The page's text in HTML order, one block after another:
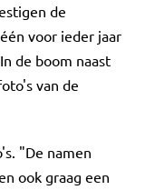
de
voor ieder jaar
de boom naast
van de
"De namen
ook graag een